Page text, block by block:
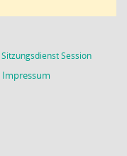
SitzungsdienstSession(Wird in
Impressum